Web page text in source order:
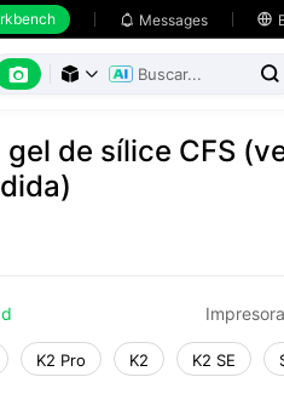
 Messages 
   
de sílice CFS
K2 Pro K2 K2 SE